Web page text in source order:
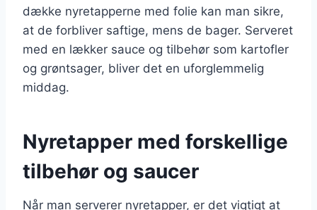
dække nyretapperne med folie kan man sikre,
at de forbliver saftige, mens de bager. Serveret
med en lækker sauce og tilbehør som kartofler
og grøntsager, bliver det en uforglemmelig
middag.
Nyretapper med forskellige
tilbehør og saucer
Når man serverer nyretapper, er det vigtigt at